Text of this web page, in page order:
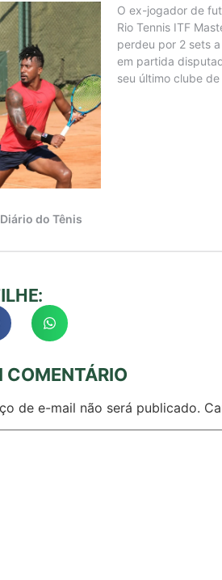
COMENTÁRIO
de e-mail não será publicado.